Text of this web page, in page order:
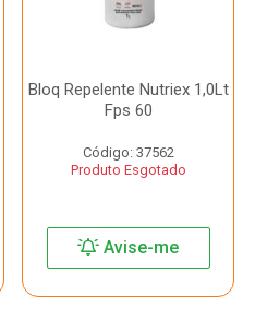
Bloq Repelente Nutriex 1,0Lt
Fps 60
Código: 37562
Produto Esgotado
Avise-me